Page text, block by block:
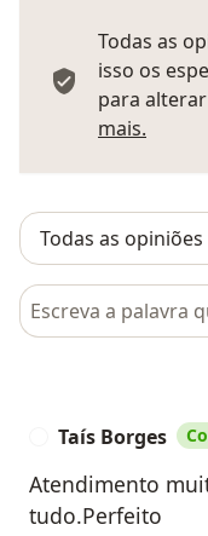
Todas as
isso os
para
mais.
Pesquisar em
Taís Borges
Atendimento
tudo.Perfeito